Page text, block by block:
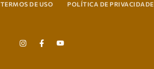
TERMOS DE USO POLÍTICA DE PRIVACIDADE